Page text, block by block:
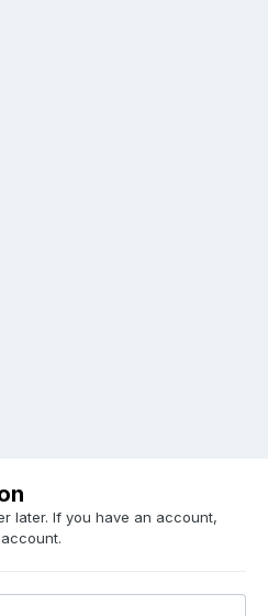
later. If you have an account,